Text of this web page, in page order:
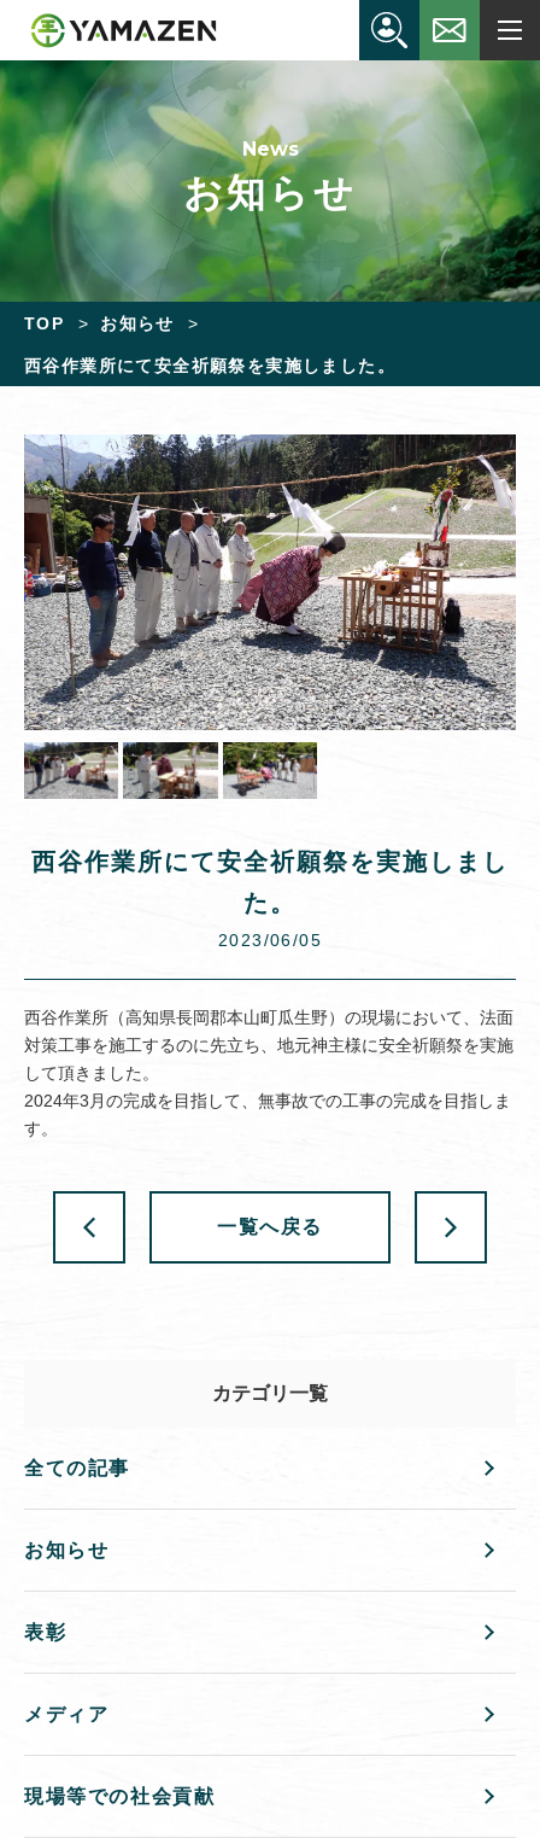
News
お知らせ
TOP お知らせ
西谷作業所にて安全祈願祭を実施しました。
西谷作業所にて安全祈願祭を実施しまし
た。
2023/06/05
西谷作業所（高知県長岡郡本山町瓜生野）の現場において、法面
対策工事を施工するのに先立ち、地元神主様に安全祈願祭を実施
して頂きました。
2024年3月の完成を目指して、無事故での工事の完成を目指しま
す。
一覧へ戻る
カテゴリ一覧
全ての記事
お知らせ
表彰
メディア
現場等での社会貢献